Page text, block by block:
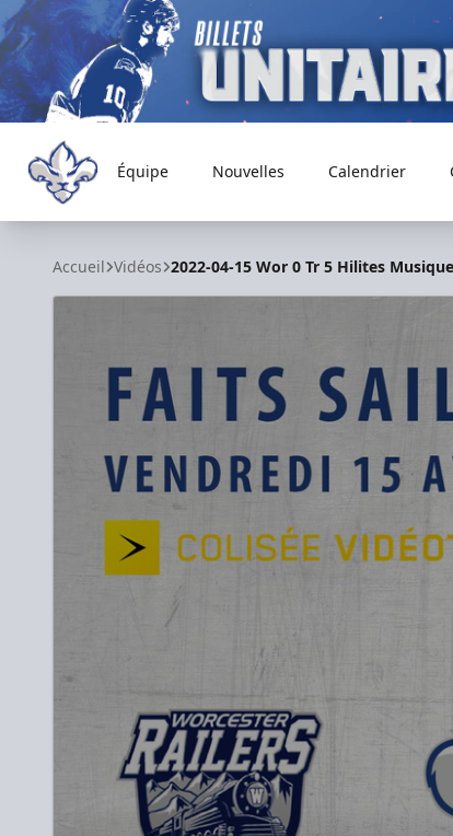
Trois-Rivières Lions
Équipe Nouvelles Calendrier
Accueil Vidéos 2022-04-15 Wor 0 Tr 5 Hilites